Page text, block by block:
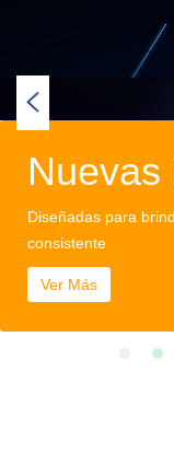
Diseñadas para
consistente
Ver Más